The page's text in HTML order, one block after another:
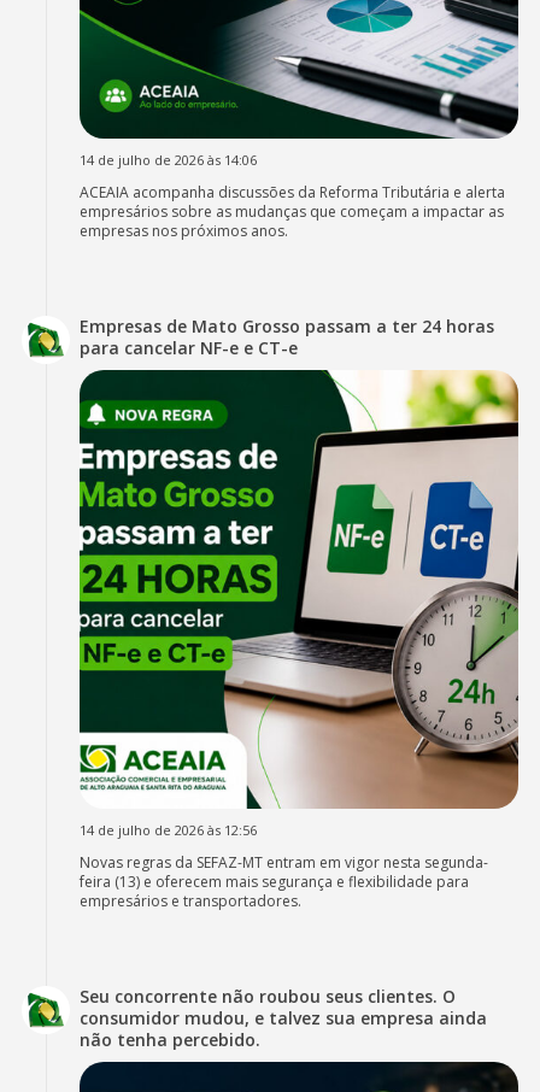
14 de julho de 2026 às 14:06
ACEAIA acompanha discussões da Reforma Tributária e alerta
empresários sobre as mudanças que começam a impactar as
empresas nos próximos anos.
Empresas de Mato Grosso passam a ter 24 horas
para cancelar NF-e e CT-e
14 de julho de 2026 às 12:56
Novas regras da SEFAZ-MT entram em vigor nesta segunda-
feira (13) e oferecem mais segurança e flexibilidade para
empresários e transportadores.
Seu concorrente não roubou seus clientes. O
consumidor mudou, e talvez sua empresa ainda
não tenha percebido.